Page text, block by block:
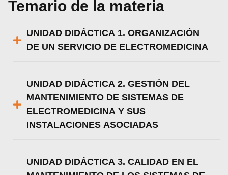
Temario de la materia
UNIDAD DIDÁCTICA 1. ORGANIZACIÓN
DE UN SERVICIO DE ELECTROMEDICINA
UNIDAD DIDÁCTICA 2. GESTIÓN DEL
MANTENIMIENTO DE SISTEMAS DE
ELECTROMEDICINA Y SUS
INSTALACIONES ASOCIADAS
UNIDAD DIDÁCTICA 3. CALIDAD EN EL